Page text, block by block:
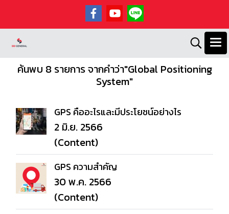
ค้นพบ 8 รายการ จากคำว่า"Global Positioning
System"
GPS คืออะไรและมีประโยชน์อย่างไร
2 มิ.ย. 2566
(Content)
GPS ความสําคัญ
30 พ.ค. 2566
(Content)